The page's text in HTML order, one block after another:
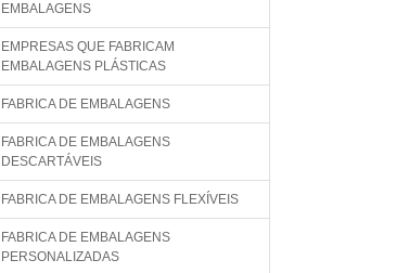
EMBALAGENS
EMPRESAS QUE FABRICAM
EMBALAGENS PLÁSTICAS
FABRICA DE EMBALAGENS
FABRICA DE EMBALAGENS
DESCARTÁVEIS
FABRICA DE EMBALAGENS FLEXÍVEIS
FABRICA DE EMBALAGENS
PERSONALIZADAS